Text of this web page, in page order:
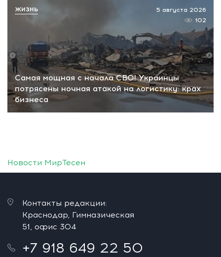
Самая мощная с начала СВО! Украинцы
потрясены ночная атакой на логистику: крах
бизнеса
5 августа 2026
102
ЖИЗНЬ
Новости МирТесен
Контакты редакции:
Краснодар, Гимназическая
51, офис 304
+7 918 649 22 50